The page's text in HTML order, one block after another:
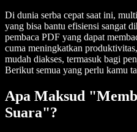
Di dunia serba cepat saat ini,
yang bisa bantu efisiensi sangat
pembaca PDF yang dapat
cuma meningkatkan
mudah diakses, termasuk bagi
Berikut semua yang perlu kamu
Apa Maksud
Suara"?